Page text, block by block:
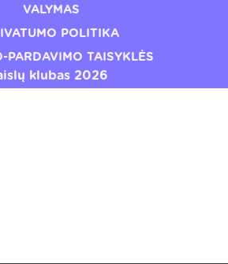
VALYMAS
POLITIKA
PARDAVIMO TAISYKLĖS
klubas 2026